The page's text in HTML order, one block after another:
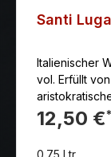
Santi
Italienischer
vol. Erfüllt
Nüssen. Die
zweiten
12,50 €*